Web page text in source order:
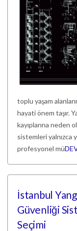
toplu yaşam
hayati önem taşır.
kayıplarına neden
sistemleri yalnızca
profesyonel mü
İstanbul
Güvenliği
Seçimi